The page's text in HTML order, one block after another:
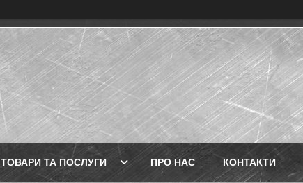
ТОВАРИ ТА ПОСЛУГИ ПРО НАС КОНТАКТИ